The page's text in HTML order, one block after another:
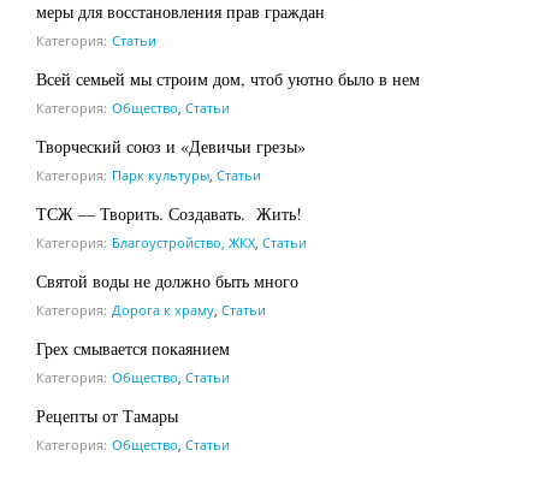
меры для восстановления прав граждан
Категория: Статьи
Всей семьей мы строим дом, чтоб уютно было в нем
Категория: Общество Статьи
Творческий союз и «Девичьи грезы»
Категория: Парк культуры Статьи
ТСЖ — Творить. Создавать. Жить!
Категория: Благоустройство, ЖКХ Статьи
Святой воды не должно быть много
Категория: Дорога к храму Статьи
Грех смывается покаянием
Категория: Общество Статьи
Рецепты от Тамары
Категория: Общество Статьи